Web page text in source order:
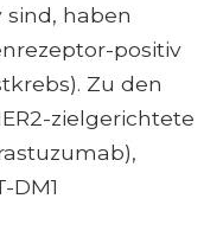
sind, haben
positiv
Zu den
zielgerichtete
DM1